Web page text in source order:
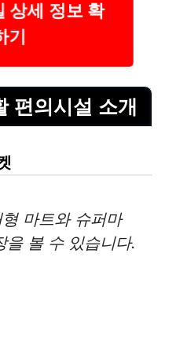
상세 정보 확
기
편의시설 소개
마트와 슈퍼마
을 볼 수 있습니다.